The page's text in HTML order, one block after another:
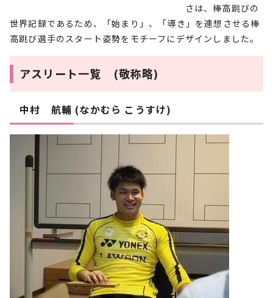
さは、棒高跳びの
世界記録であるため、「始まり」、「導き」を連想させる棒
高跳び選手のスタート姿勢をモチーフにデザインしました。
アスリート一覧 (敬称略)
中村 航輔 (なかむら こうすけ)